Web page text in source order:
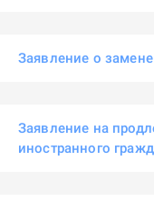
Заявление о
Заявление на
иностранного